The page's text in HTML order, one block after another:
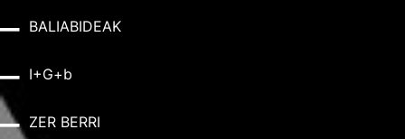
BALIABIDEAK
I+G+b
ZER BERRI